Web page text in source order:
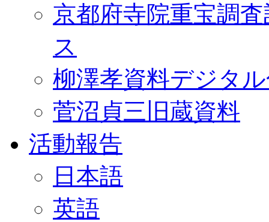
京都府寺院重宝調
ス
柳澤孝資料デジタ
菅沼貞三旧蔵資料
活動報告
日本語
英語